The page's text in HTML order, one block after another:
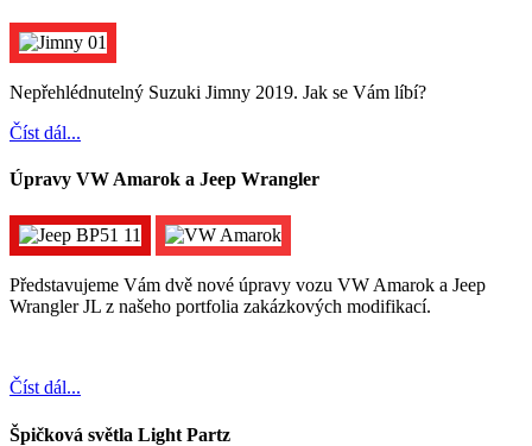
Nepřehlédnutelný Suzuki Jimny 2019. Jak se Vám líbí?
Číst dál...
Úpravy VW Amarok a Jeep Wrangler
Představujeme Vám dvě nové úpravy vozu VW Amarok a Jeep
Wrangler JL z našeho portfolia zakázkových modifikací.
Číst dál...
Špičková světla Light Partz